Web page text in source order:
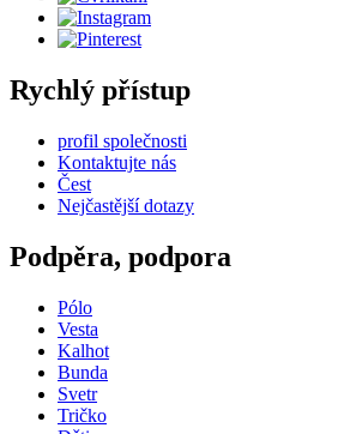
Rychlý přístup
profil společnosti
Kontaktujte nás
Čest
Nejčastější dotazy
Podpěra, podpora
Pólo
Vesta
Kalhot
Bunda
Svetr
Tričko